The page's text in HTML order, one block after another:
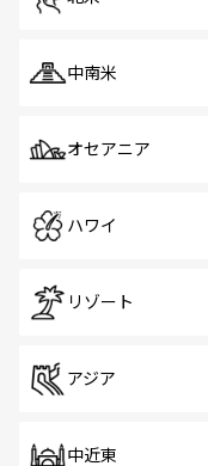
中南米
オセアニア
ハワイ
リゾート
アジア
中近東